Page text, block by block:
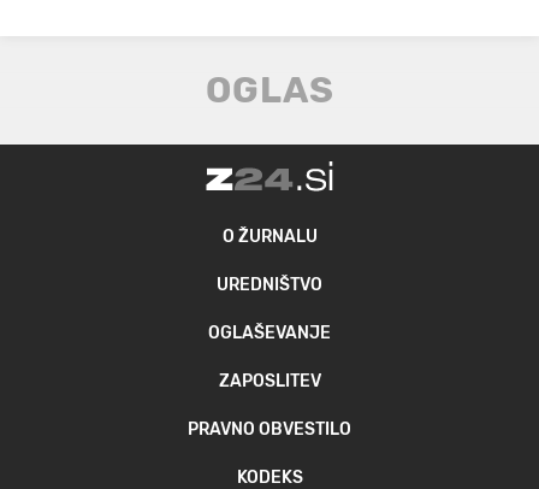
O ŽURNALU
UREDNIŠTVO
OGLAŠEVANJE
ZAPOSLITEV
PRAVNO OBVESTILO
KODEKS